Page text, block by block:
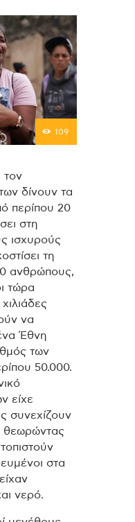
109
τον
δίνουν τα
περίπου 20
στη
ισχυρούς
τη
ανθρώπους,
τώρα
να
Έθνη
των
50.000.
είχε
συνεχίζουν
θεωρώντας
στα
νερό.